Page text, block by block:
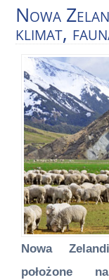
Nowa
klimat,
Nowa
położone na